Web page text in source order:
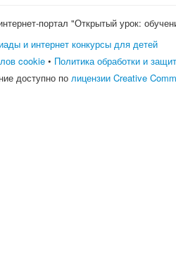
портал "Открытый урок:
и интернет конкурсы для детей
cookie • Политика обработки и
доступно полицензии Creative